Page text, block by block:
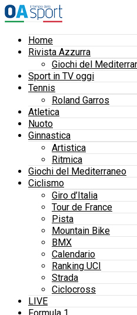
Home
Rivista Azzurra
Giochi del
Sport in TV oggi
Tennis
Roland Garros
Atletica
Nuoto
Ginnastica
Artistica
Ritmica
Giochi del Mediterraneo
Ciclismo
Giro d’Italia
Tour de France
Pista
Mountain Bike
BMX
Calendario
Ranking UCI
Strada
Ciclocross
LIVE